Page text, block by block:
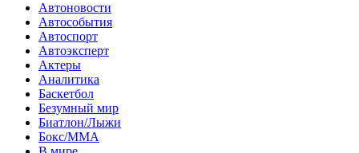
Автоновости
Автособытия
Автоспорт
Автоэксперт
Актеры
Аналитика
Баскетбол
Безумный мир
Биатлон/Лыжи
Бокс/MMA